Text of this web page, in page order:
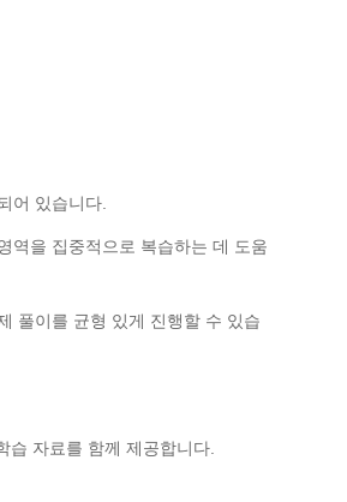
어 있습니다.
역을 집중적으로 복습하는 데 도움
풀이를 균형 있게 진행할 수 있습
자료를 함께 제공합니다.